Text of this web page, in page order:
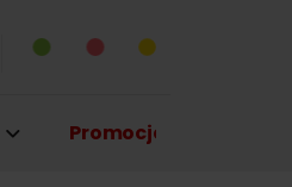
Promocje